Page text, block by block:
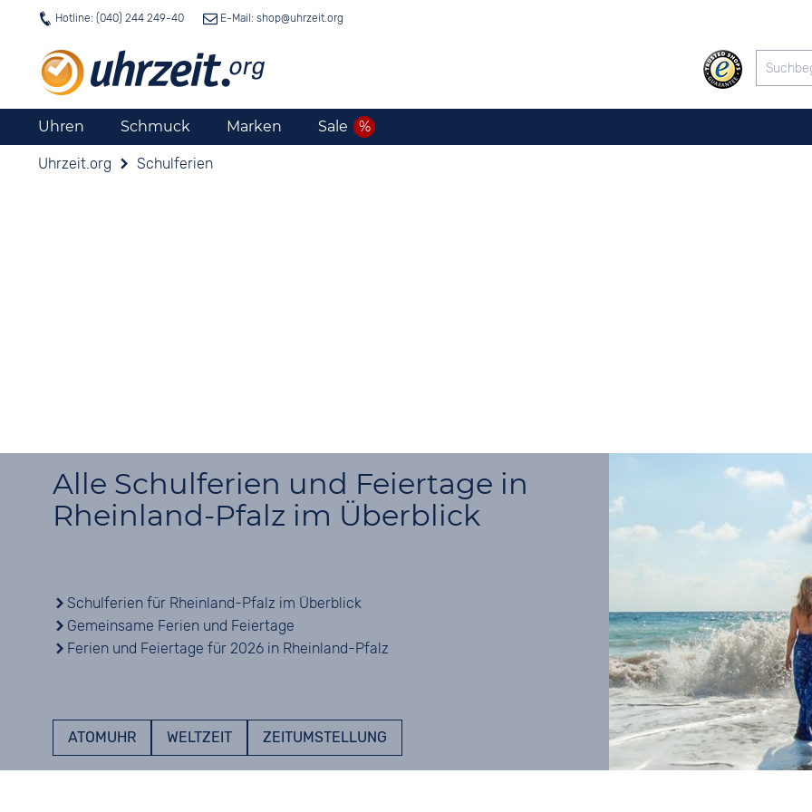
Hotline: (040) 244 249-40 E-Mail: shop@uhrzeit.org
Uhren Schmuck Marken Sale
Uhrzeit.org Schulferien
Alle Schulferien und Feiertage in
Rheinland-Pfalz im Überblick
Schulferien für Rheinland-Pfalz im Überblick
Gemeinsame Ferien und Feiertage
Ferien und Feiertage für 2026 in Rheinland-Pfalz
ATOMUHR WELTZEIT ZEITUMSTELLUNG